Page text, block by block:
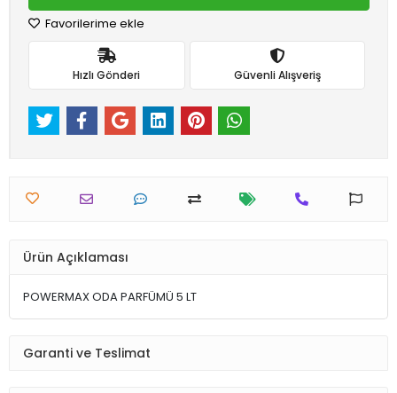
Favorilerime ekle
Hızlı Gönderi Güvenli Alışveriş
Ürün Açıklaması
POWERMAX ODA PARFÜMÜ 5 LT
Garanti ve Teslimat